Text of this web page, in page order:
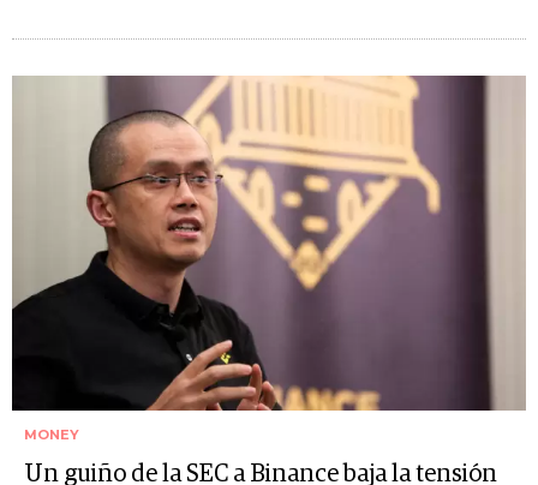
MONEY
Un guiño de la SEC a Binance baja la tensión